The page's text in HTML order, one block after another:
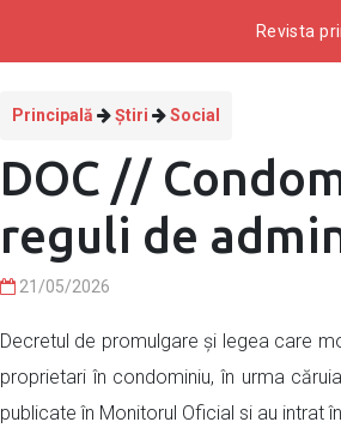
Revista
Principală Știri Social
DOC //
reguli de
21/05/2026
Decretul de promulgare și legea care
proprietari în condominiu, în urma
publicate în Monitorul Oficial si au intrat